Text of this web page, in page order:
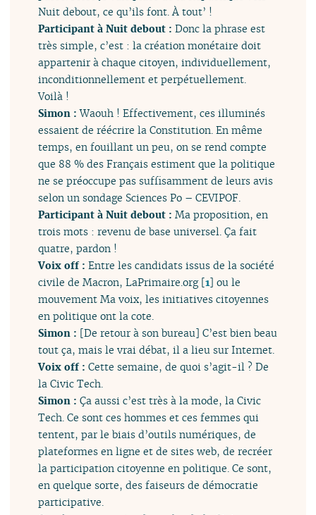
Nuit debout, ce qu’ils font. À tout’ !
Participant à Nuit debout :Donc la phrase est
très simple, c’est : la création monétaire doit
appartenir à chaque citoyen, individuellement,
inconditionnellement et perpétuellement.
Voilà !
Simon :Waouh ! Effectivement, ces illuminés
essaient de réécrire la Constitution. En même
temps, en fouillant un peu, on se rend compte
que 88 % des Français estiment que la politique
ne se préoccupe pas suffisamment de leurs avis
selon un sondage Sciences Po – CEVIPOF.
Participant à Nuit debout :Ma proposition, en
trois mots : revenu de base universel. Ça fait
quatre, pardon !
Voix off :Entre les candidats issus de la société
civile de Macron, LaPrimaire.org[1] ou le
mouvement Ma voix, les initiatives citoyennes
en politique ont la cote.
Simon : [De retour à son bureau] C’est bien beau
tout ça, mais le vrai débat, il a lieu sur Internet.
Voix off :Cette semaine, de quoi s’agit-il ? De
la Civic Tech.
Simon :Ça aussi c’est très à la mode, la Civic
Tech. Ce sont ces hommes et ces femmes qui
tentent, par le biais d’outils numériques, de
plateformes en ligne et de sites web, de recréer
la participation citoyenne en politique. Ce sont,
en quelque sorte, des faiseurs de démocratie
participative.